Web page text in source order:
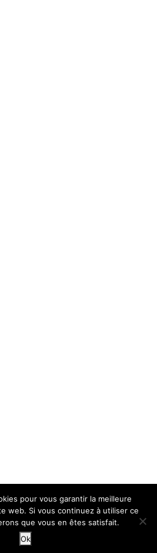
pour vous garantir la meilleure
web. Si vous continuez à utiliser ce
que vous en êtes satisfait.
Ok